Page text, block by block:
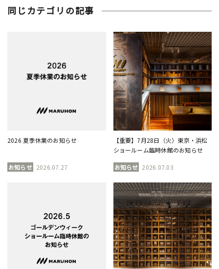
同じカテゴリの記事
2026 夏季休業のお知らせ
お知らせ 2026.07.27
【重要】7月28日（火）東京・浜松
ショールーム臨時休館のお知らせ
お知らせ 2026.07.03